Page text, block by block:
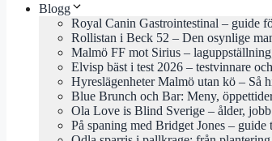
Blogg
Royal Canin Gastrointestinal – guide
Rollistan i Beck 52 – Den osynlige
Malmö FF mot Sirius –
Elvisp bäst i test 2026 – testvinnare
Hyreslägenheter Malmö utan kö – Så
Blue Brunch och Bar: Meny,
Ola Love is Blind Sverige – ålder,
På spaning med Bridget Jones –